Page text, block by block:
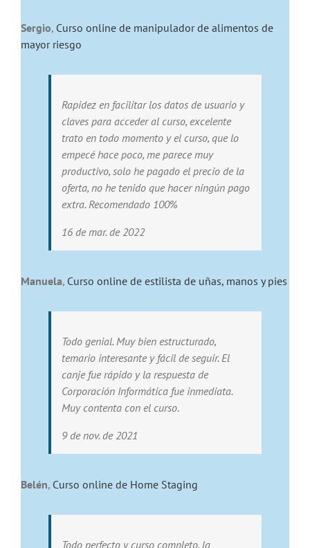
Sergio, Curso online de manipulador de alimentos de
mayor riesgo
Rapidez en facilitar los datos de usuario y
claves para acceder al curso, excelente
trato en todo momento y el curso, que lo
empecé hace poco, me parece muy
productivo, solo he pagado el precio de la
oferta, no he tenido que hacer ningún pago
extra. Recomendado 100%
16 de mar. de 2022
Manuela, Curso online de estilista de uñas, manos y pies
Todo genial. Muy bien estructurado,
temario interesante y fácil de seguir. El
canje fue rápido y la respuesta de
Corporación Informática fue inmediata.
Muy contenta con el curso.
9 de nov. de 2021
Belén, Curso online de Home Staging
Todo perfecto y curso completo, la